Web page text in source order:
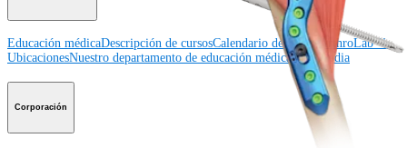
Educación médicaDescripción de cursosCalendario de cursosArthroLab™ -
UbicacionesNuestro departamento de educación médicaOrthoPedia
Corporación